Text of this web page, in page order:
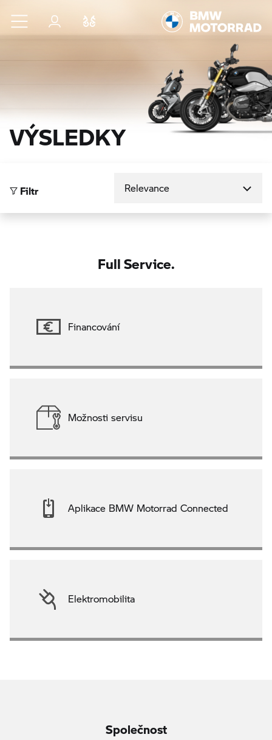
Přejít na hlavní obsah
Přihlášení
VÝSLEDKY
Filtr
Full Service.
Financování
Možnosti servisu
Aplikace BMW Motorrad Connected
Elektromobilita
Společnost